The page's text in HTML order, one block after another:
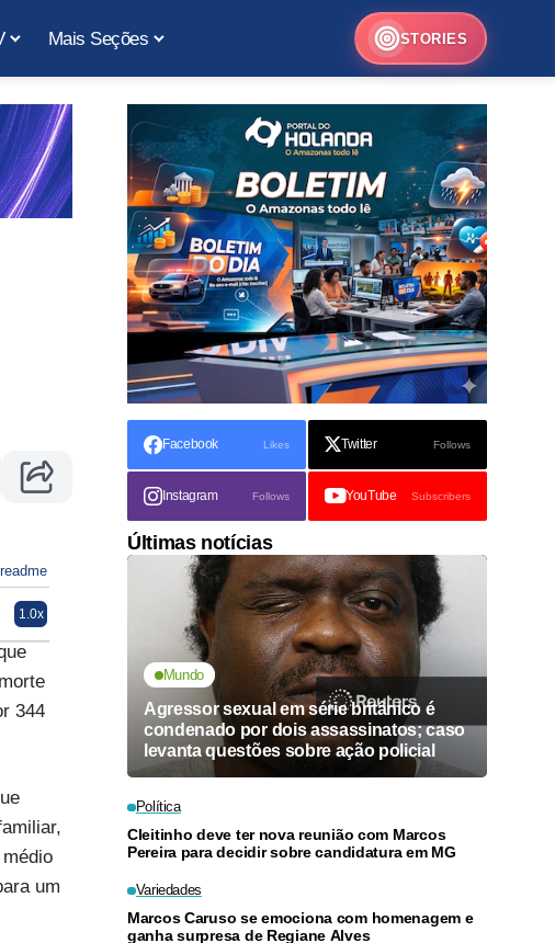
Mais Seções STORIES
readme
1.0x
344
um
Facebook Likes Twitter Follows
Instagram Follows YouTube Subscribers
Últimas notícias
Mundo
Agressor sexual em série britânico é
condenado por dois assassinatos; caso
levanta questões sobre ação policial
Política
Cleitinho deve ter nova reunião com Marcos
Pereira para decidir sobre candidatura em MG
Variedades
Marcos Caruso se emociona com homenagem e
ganha surpresa de Regiane Alves